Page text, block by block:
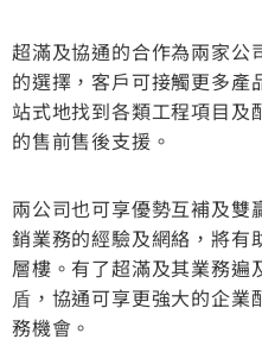
超滿及協通的合作為兩家公
的選擇，客戶可接觸更多產
站式地找到各類工程項目及
的售前售後支援。
兩公司也可享優勢互補及雙
銷業務的經驗及網絡，將有
層樓。有了超滿及其業務遍
盾，協通可享更強大的企業
務機會。